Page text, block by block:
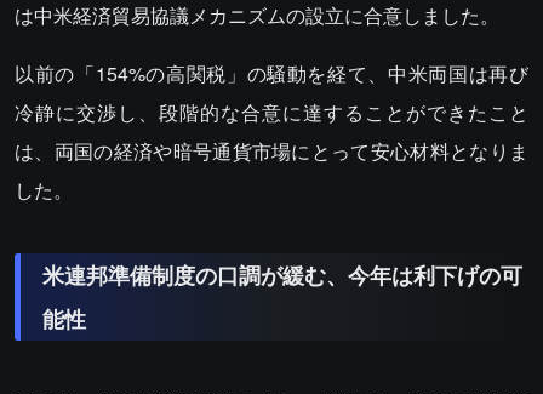
は中米経済貿易協議メカニズムの設立に合意しました。
以前の「154%の高関税」の騒動を経て、中米両国は再び
冷静に交渉し、段階的な合意に達することができたこと
は、両国の経済や暗号通貨市場にとって安心材料となりま
した。
米連邦準備制度の口調が緩む、今年は利下げの可
能性